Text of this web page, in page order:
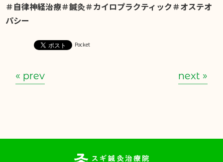
＃自律神経治療＃鍼灸＃カイロプラクティック＃オステオ
パシー
Pocket
« prev next »